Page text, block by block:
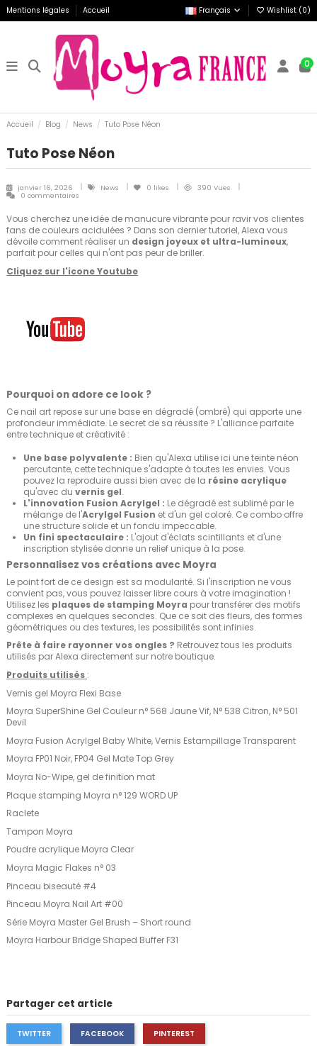
Mentions légales Accueil Français Wishlist (0)
0
Accueil Blog News Tuto Pose Néon
Tuto Pose Néon
janvier 16, 2026 News 0 likes
390 Vues
0 commentaires
Vous cherchez une idée de manucure vibrante pour ravir vos clientes
fans de couleurs acidulées ? Dans son dernier tutoriel, Alexa vous
dévoile comment réaliser un design joyeux et ultra-lumineux,
parfait pour celles qui n'ont pas peur de briller.
Cliquez sur l'icone Youtube
Pourquoi on adore ce look ?
Ce nail art repose sur une base en dégradé (ombré) qui apporte une
profondeur immédiate. Le secret de sa réussite ? L'alliance parfaite
entre technique et créativité :
Une base polyvalente : Bien qu'Alexa utilise ici une teinte néon
percutante, cette technique s'adapte à toutes les envies. Vous
pouvez la reproduire aussi bien avec de la résine acrylique
qu'avec du vernis gel.
L'innovation Fusion Acrylgel : Le dégradé est sublimé par le
mélange de l'Acrylgel Fusion et d'un gel coloré. Ce combo offre
une structure solide et un fondu impeccable.
Un fini spectaculaire : L'ajout d'éclats scintillants et d'une
inscription stylisée donne un relief unique à la pose.
Personnalisez vos créations avec Moyra
Le point fort de ce design est sa modularité. Si l'inscription ne vous
convient pas, vous pouvez laisser libre cours à votre imagination !
Utilisez les plaques de stamping Moyra pour transférer des motifs
complexes en quelques secondes. Que ce soit des fleurs, des formes
géométriques ou des textures, les possibilités sont infinies.
Prête à faire rayonner vos ongles ? Retrouvez tous les produits
utilisés par Alexa directement sur notre boutique.
Produits utilisés :
Vernis gel Moyra Flexi Base
Moyra SuperShine Gel Couleur n° 568 Jaune Vif, N° 538 Citron, N° 501
Devil
Moyra Fusion Acrylgel Baby White, Vernis Estampillage Transparent
Moyra FP01 Noir, FP04 Gel Mate Top Grey
Moyra No-Wipe, gel de finition mat
Plaque stamping Moyra n° 129 WORD UP
Raclete
Tampon Moyra
Poudre acrylique Moyra Clear
Moyra Magic Flakes n° 03
Pinceau biseauté #4
Pinceau Moyra Nail Art #00
Série Moyra Master Gel Brush – Short round
Moyra Harbour Bridge Shaped Buffer F31
Partager cet article
TWITTER FACEBOOK PINTEREST